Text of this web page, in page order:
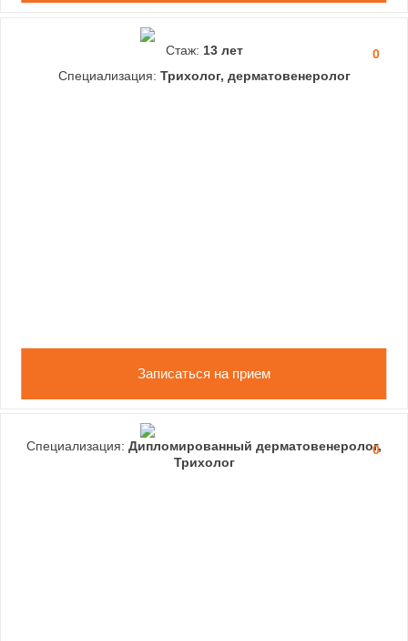
0
Стаж: 13 лет
Специализация: Трихолог, дерматовенеролог
Записаться на прием
0
Специализация: Дипломированный дерматовенеролог,
Трихолог